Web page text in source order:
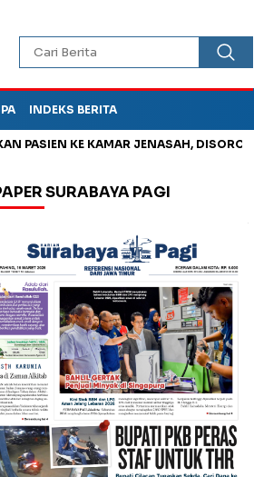
INDEKS BERITA
KE KAMAR JENASAH, DISOROT
SURABAYA PAGI